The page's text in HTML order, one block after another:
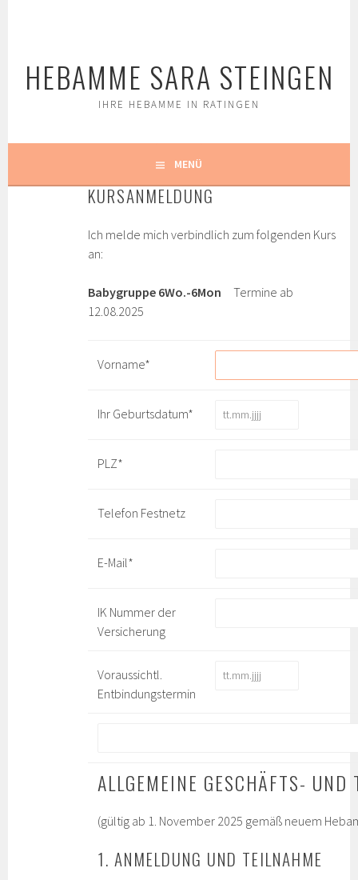
HEBAMME SARA STEINGEN
IHRE HEBAMME IN RATINGEN
MENÜ
KURSANMELDUNG
Ich melde mich verbindlich zum folgenden Kurs
an:
Babygruppe 6Wo.-6Mon Termine ab
12.08.2025
Vorname*
Ihr Geburtsdatum*
PLZ*
Telefon Festnetz
E-Mail*
IK Nummer der
Versicherung
Voraussichtl.
Entbindungstermin
ALLGEMEINE GESCHÄFTS-
(gültig ab 1. November 2025 gemäß neuem
1. ANMELDUNG UND TEILNAHME